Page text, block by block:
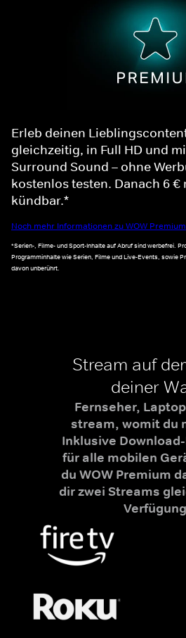
Erleb deinen
gleichzeitig, in Full HD und
Surround Sound – ohne
kostenlos testen. Danach 6 €
kündbar.*
Noch mehr Informationen zu WOW Premium
*Serien-, Filme- und Sport-Inhalte auf Abruf sind werbefrei.
Programminhalte wie Serien, Filme und Live-Events, sowie
davon unberührt.
Stream auf
deiner
Fernseher,
stream, womit du
Inklusive
für alle mobilen
du WOW Premium
dir zwei Streams